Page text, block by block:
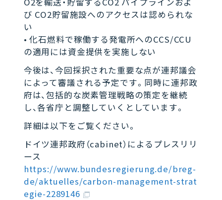
び CO2貯留施設へのアクセスは認められな
い
• 化石燃料で稼働する発電所へのCCS/CCU
の適用には資金提供を実施しない
今後は、今回採択された重要な点が連邦議会
によって審議される予定です。同時に連邦政
府は、包括的な炭素管理戦略の策定を継続
し、各省庁と調整していくとしています。
詳細は以下をご覧ください。
ドイツ連邦政府（cabinet）によるプレスリリ
ース
https://www.bundesregierung.de/breg-
de/aktuelles/carbon-management-strat
egie-2289146